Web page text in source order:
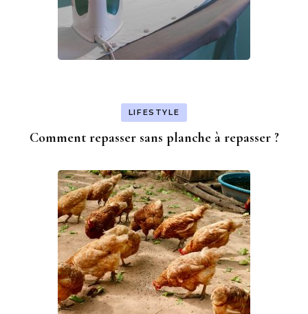
LIFESTYLE
Comment repasser sans planche à repasser ?